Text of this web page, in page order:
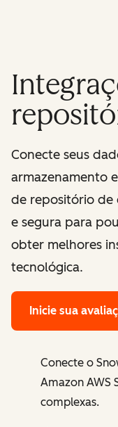
Conecte seus
armazenamento
de repositório de
e segura para
obter melhores
tecnológica.
Inicie sua
Conecte o
Amazon AWS
complexas.